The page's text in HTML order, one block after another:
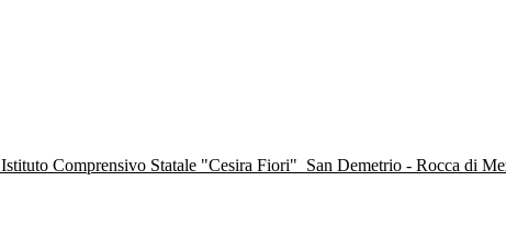
Istituto Comprensivo Statale "Cesira Fiori" San Demetrio - Rocca di